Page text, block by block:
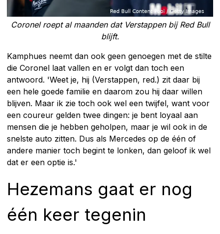
Coronel roept al maanden dat Verstappen bij Red Bull
blijft.
Kamphues neemt dan ook geen genoegen met de stilte
die Coronel laat vallen en er volgt dan toch een
antwoord. 'Weet je, hij (Verstappen, red.) zit daar bij
een hele goede familie en daarom zou hij daar willen
blijven. Maar ik zie toch ook wel een twijfel, want voor
een coureur gelden twee dingen: je bent loyaal aan
mensen die je hebben geholpen, maar je wil ook in de
snelste auto zitten. Dus als Mercedes op de één of
andere manier toch begint te lonken, dan geloof ik wel
dat er een optie is.'
Hezemans gaat er nog
één keer tegenin